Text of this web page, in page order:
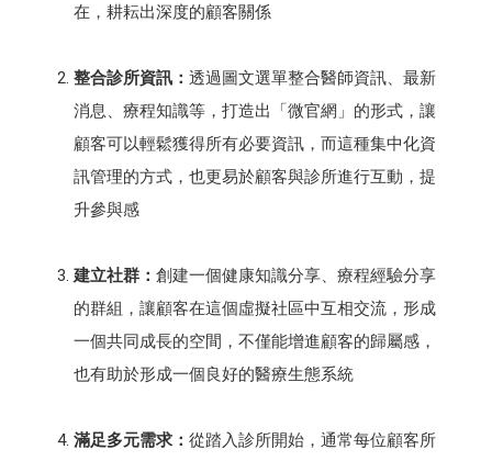
在，耕耘出深度的顧客關係
整合診所資訊： 透過圖文選單整合醫師資訊、最新
消息、療程知識等，打造出「微官網」的形式，讓
顧客可以輕鬆獲得所有必要資訊，而這種集中化資
訊管理的方式，也更易於顧客與診所進行互動，提
升參與感
建立社群： 創建一個健康知識分享、療程經驗分享
的群組，讓顧客在這個虛擬社區中互相交流，形成
一個共同成長的空間，不僅能增進顧客的歸屬感，
也有助於形成一個良好的醫療生態系統
滿足多元需求： 從踏入診所開始，通常每位顧客所